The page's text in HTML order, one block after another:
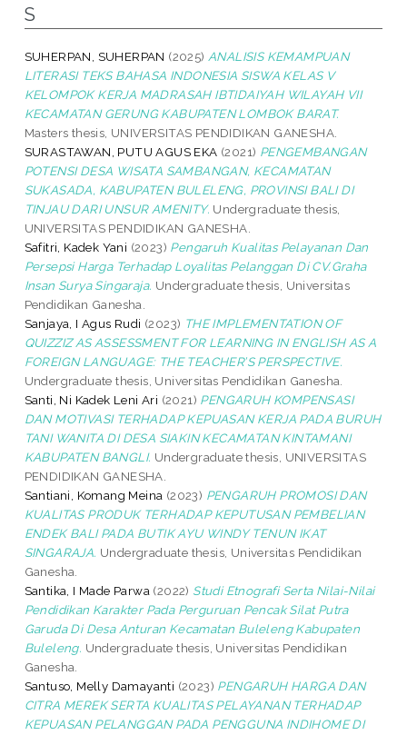
S
SUHERPAN, SUHERPAN (2025) ANALISIS KEMAMPUAN
LITERASI TEKS BAHASA INDONESIA SISWA KELAS V
KELOMPOK KERJA MADRASAH IBTIDAIYAH WILAYAH VII
KECAMATAN GERUNG KABUPATEN LOMBOK BARAT.
Masters thesis, UNIVERSITAS PENDIDIKAN GANESHA.
SURASTAWAN, PUTU AGUS EKA (2021) PENGEMBANGAN
POTENSI DESA WISATA SAMBANGAN, KECAMATAN
SUKASADA, KABUPATEN BULELENG, PROVINSI BALI DI
TINJAU DARI UNSUR AMENITY. Undergraduate thesis,
UNIVERSITAS PENDIDIKAN GANESHA.
Safitri, Kadek Yani (2023) Pengaruh Kualitas Pelayanan Dan
Persepsi Harga Terhadap Loyalitas Pelanggan Di CV.Graha
Insan Surya Singaraja. Undergraduate thesis, Universitas
Pendidikan Ganesha.
Sanjaya, I Agus Rudi (2023) THE IMPLEMENTATION OF
QUIZZIZ AS ASSESSMENT FOR LEARNING IN ENGLISH AS A
FOREIGN LANGUAGE: THE TEACHER’S PERSPECTIVE.
Undergraduate thesis, Universitas Pendidikan Ganesha.
Santi, Ni Kadek Leni Ari (2021) PENGARUH KOMPENSASI
DAN MOTIVASI TERHADAP KEPUASAN KERJA PADA BURUH
TANI WANITA DI DESA SIAKIN KECAMATAN KINTAMANI
KABUPATEN BANGLI. Undergraduate thesis, UNIVERSITAS
PENDIDIKAN GANESHA.
Santiani, Komang Meina (2023) PENGARUH PROMOSI DAN
KUALITAS PRODUK TERHADAP KEPUTUSAN PEMBELIAN
ENDEK BALI PADA BUTIK AYU WINDY TENUN IKAT
SINGARAJA. Undergraduate thesis, Universitas Pendidikan
Ganesha.
Santika, I Made Parwa (2022) Studi Etnografi Serta Nilai-Nilai
Pendidikan Karakter Pada Perguruan Pencak Silat Putra
Garuda Di Desa Anturan Kecamatan Buleleng Kabupaten
Buleleng. Undergraduate thesis, Universitas Pendidikan
Ganesha.
Santuso, Melly Damayanti (2023) PENGARUH HARGA DAN
CITRA MEREK SERTA KUALITAS PELAYANAN TERHADAP
KEPUASAN PELANGGAN PADA PENGGUNA INDIHOME DI